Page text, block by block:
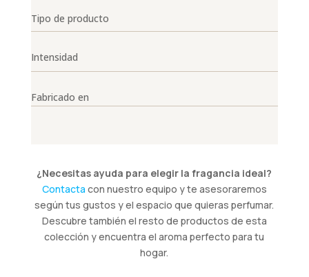
Tipo de producto
Intensidad
Fabricado en
¿Necesitas ayuda para elegir la fragancia ideal?
Contacta con nuestro equipo y te asesoraremos
según tus gustos y el espacio que quieras perfumar.
Descubre también el resto de productos de esta
colección y encuentra el aroma perfecto para tu
hogar.